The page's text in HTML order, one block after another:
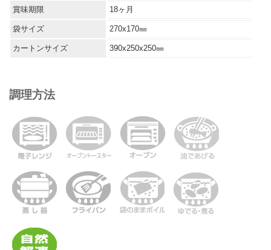
賞味期限 18ヶ月
袋サイズ 270x170㎜
カートンサイズ 390x250x250㎜
調理方法